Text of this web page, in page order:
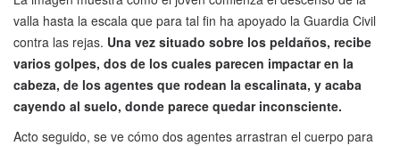
valla hasta la escala que para tal fin ha apoyado la Guardia Civil
contra las rejas. Una vez situado sobre los peldaños, recibe
varios golpes, dos de los cuales parecen impactar en la
cabeza, de los agentes que rodean la escalinata, y acaba
cayendo al suelo, donde parece quedar inconsciente.
Acto seguido, se ve cómo dos agentes arrastran el cuerpo para